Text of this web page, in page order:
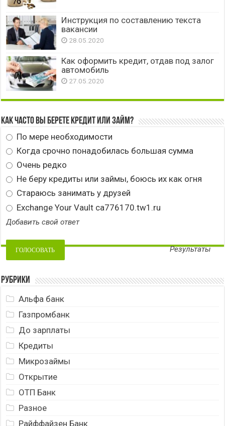
Инструкция по составлению текста
вакансии
28.05.2020
Как оформить кредит, отдав под залог
автомобиль
27.05.2020
Как часто вы берете кредит или займ?
По мере необходимости
Когда срочно понадобилась большая сумма
Очень редко
Не беру кредиты или займы, боюсь их как огня
Стараюсь занимать у друзей
Exchange Your Vault ca776170.tw1.ru
Добавить свой ответ
Результаты
Рубрики
Альфа банк
Газпромбанк
До зарплаты
Кредиты
Микрозаймы
Открытие
ОТП Банк
Разное
Райффайзен Банк